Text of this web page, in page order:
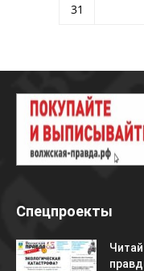
31
Спецпроекты